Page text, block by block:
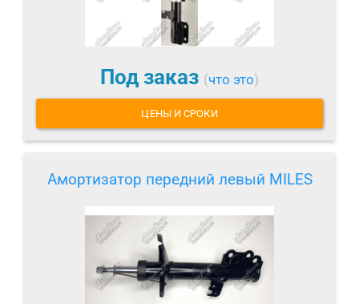
Под заказ (что это)
ЦЕНЫ И СРОКИ
Амортизатор передний левый MILES